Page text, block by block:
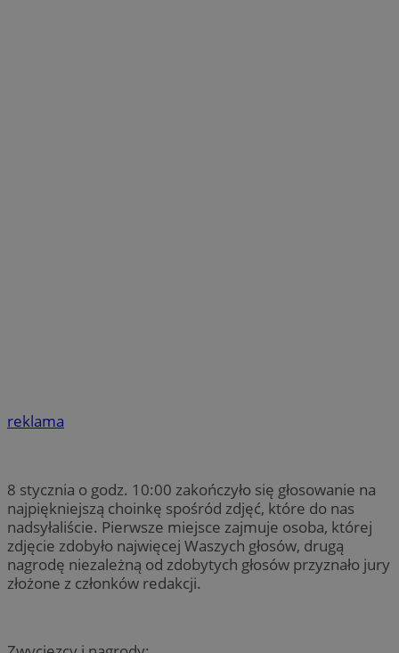
reklama
8 stycznia o godz. 10:00 zakończyło się głosowanie na
najpiękniejszą choinkę spośród zdjęć, które do nas
nadsyłaliście. Pierwsze miejsce zajmuje osoba, której
zdjęcie zdobyło najwięcej Waszych głosów, drugą
nagrodę niezależną od zdobytych głosów przyznało jury
złożone z członków redakcji.